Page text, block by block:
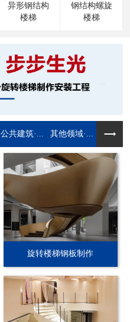
异形钢结构
楼梯
钢结构螺旋
楼梯
公共建筑·... 其他领域·...
旋转楼梯钢板制作